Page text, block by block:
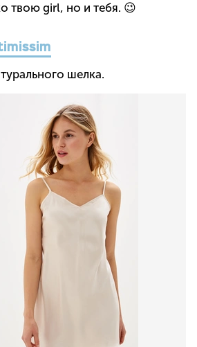
твою girl, но и тебя. 😉
шелка.